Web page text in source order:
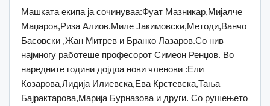
Машката екипа ја сочинуваа:Фуат Мазникар,Мијалче
Маџаров,Риза Алиов.Миле Јакимовски,Методи,Ванчо
Басовски ,Жан Митрев и Бранко Лазаров.Со нив
најмногу работеше професорот Симеон Ренџов. Во
наредните години дојдоа нови членови :Ели
Козарова,Лидија Илиевска,Ева Крстевска,Тања
Бајрактарова,Марија Бурназова и други. Со рушењето